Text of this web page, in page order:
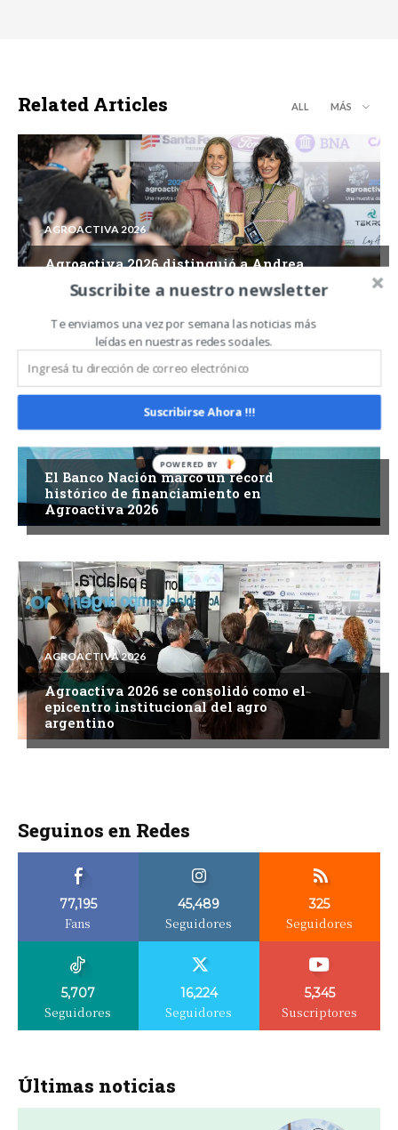
Related Articles ALL MÁS
AGROACTIVA 2026
Agroactiva 2026 distinguió a Andrea
Sarnari y a la Familia Paglietta con sus
premios al espíritu del campo
El Banco Nación marcó un récord
histórico de financiamiento en
Agroactiva 2026
AGROACTIVA 2026
Agroactiva 2026 se consolidó como el
epicentro institucional del agro
argentino
Seguinos en Redes
77,195
Fans
45,489
Seguidores
325
Seguidores
5,707
Seguidores
16,224
Seguidores
5,345
Suscriptores
Últimas noticias
Suscribite a nuestro newsletter
Te enviamos una vez por semana las noticias más
leídas en nuestras redes sociales.
Suscribirse Ahora !!!
POWERED
BY